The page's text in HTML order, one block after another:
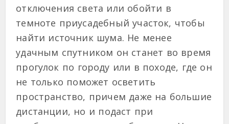
отключения света или обойти в
темноте приусадебный участок, чтобы
найти источник шума. Не менее
удачным спутником он станет во время
прогулок по городу или в походе, где он
не только поможет осветить
пространство, причем даже на большие
дистанции, но и подаст при